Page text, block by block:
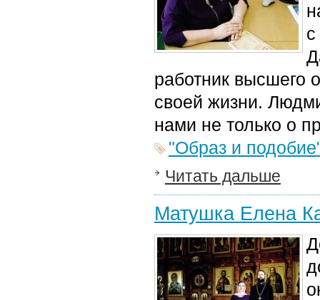
работник высшего
своей жизни.
нами не только о
"Образ и
Читать дальше
Матушка Елена